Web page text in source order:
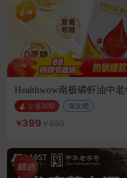
Healthwow南极磷虾油中
立省300 满次赠
399 699